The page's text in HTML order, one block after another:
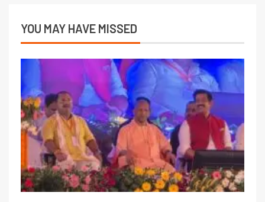
YOU MAY HAVE MISSED